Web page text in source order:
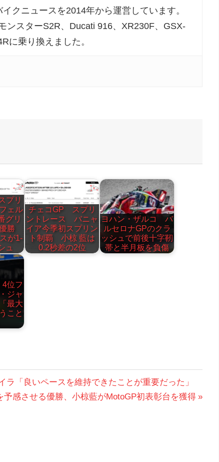
クニュースを2014年から運営しています。
ンスターS2R、Ducati 916、XR230F、GSX-
に乗り換えました。
プリ
ェル
グリ
優勝
が1-
ュ
チェコGP スプリ
ントレース バニャ
イア今季初スプリン
ト制覇 小椋 藍は
0.2秒差の2位
ヨハン・ザルコ バ
ルセロナGPのクラ
ッシュで前後十字靭
帯と半月板を負傷
位フ
ジャ
最大
こと
「良いペースを維持できたことが重要だった」
感させる優勝、小椋藍がMotoGP初表彰台を獲得